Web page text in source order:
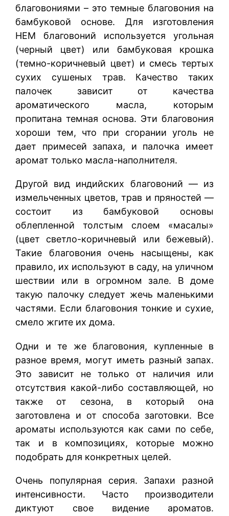
благовониями – это темные благовония на
бамбуковой основе. Для изготовления
HEM благовоний используется угольная
(черный цвет) или бамбуковая крошка
(темно-коричневый цвет) и смесь тертых
сухих сушеных трав. Качество таких
палочек зависит от качества
ароматического масла, которым
пропитана темная основа. Эти благовония
хороши тем, что при сгорании уголь не
дает примесей запаха, и палочка имеет
аромат только масла-наполнителя.
Другой вид индийских благовоний — из
измельченных цветов, трав и пряностей —
состоит из бамбуковой основы
облепленной толстым слоем «масалы»
(цвет светло-коричневый или бежевый).
Такие благовония очень насыщены, как
правило, их используют в саду, на уличном
шествии или в огромном зале. В доме
такую палочку следует жечь маленькими
частями. Если благовония тонкие и сухие,
смело жгите их дома.
Одни и те же благовония, купленные в
разное время, могут иметь разный запах.
Это зависит не только от наличия или
отсутствия какой-либо составляющей, но
также от сезона, в который она
заготовлена и от способа заготовки. Все
ароматы используются как сами по себе,
так и в композициях, которые можно
подобрать для конкретных целей.
Очень популярная серия. Запахи разной
интенсивности. Часто производители
диктуют свое видение ароматов.